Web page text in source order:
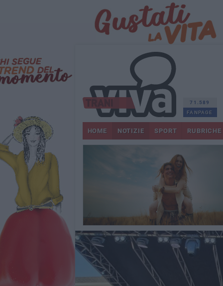
71.589
FANPAGE
HOME NOTIZIE SPORT RUBRICHE